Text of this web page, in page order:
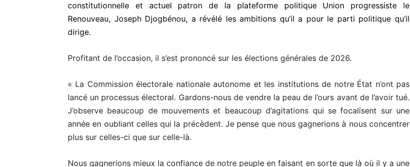
constitutionnelle et actuel patron de la plateforme politique Union progressiste le
Renouveau, Joseph Djogbénou, a révélé les ambitions qu’il a pour le parti politique qu’il
dirige.
Profitant de l’occasion, il s’est prononcé sur les élections générales de 2026.
« La Commission électorale nationale autonome et les institutions de notre État n’ont pas
lancé un processus électoral. Gardons-nous de vendre la peau de l’ours avant de l’avoir tué.
J’observe beaucoup de mouvements et beaucoup d’agitations qui se focalisent sur une
année en oubliant celles qui la précèdent. Je pense que nous gagnerions à nous concentrer
plus sur celles-ci que sur celle-là.
Nous gagnerions mieux la confiance de notre peuple en faisant en sorte que là où il y a une